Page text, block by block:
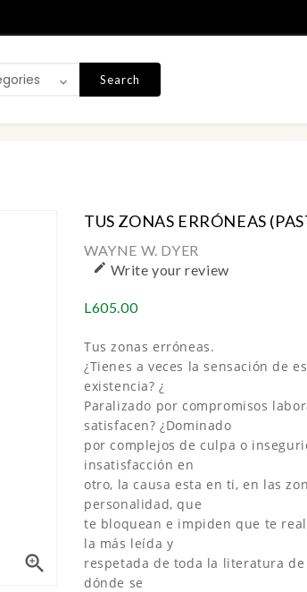
Search

TUS ZONAS ERRÓNEAS
WAYNE W. DYER
 Write your review
L605.00
Tus zonas erróneas.
¿Tienes a veces la sensación de
existencia? ¿
Paralizado por compromisos
satisfacen? ¿Dominado
por complejos de culpa o
insatisfacción en
otro, la causa esta en ti, en las
personalidad, que
te bloquean e impiden que te
la más leída y
respetada de toda la literatura
dónde se